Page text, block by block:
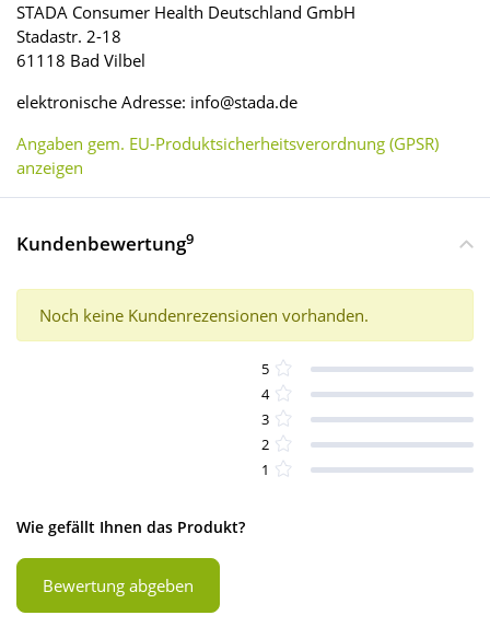
STADA Consumer Health Deutschland GmbH
Stadastr. 2-18
61118 Bad Vilbel
elektronische Adresse: info@stada.de
Angaben gem. EU-Produktsicherheitsverordnung (GPSR)
anzeigen
Kundenbewertung9
Noch keine Kundenrezensionen vorhanden.
5
4
3
2
1
Wie gefällt Ihnen das Produkt?
Bewertung abgeben